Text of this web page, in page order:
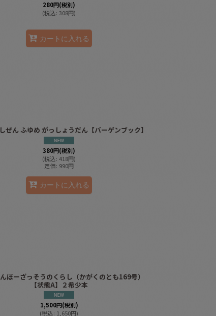
280円(税別)
(税込: 308円)
カートに入れる
ぜん ふゆめ がっしょうだん【バーゲンブック】
380円(税別)
(税込: 418円)
定価: 990円
カートに入れる
ぼーざっそうのくらし（かがくのとも169号）
【状態A】２希少本
1,500円(税別)
(税込: 1,650円)